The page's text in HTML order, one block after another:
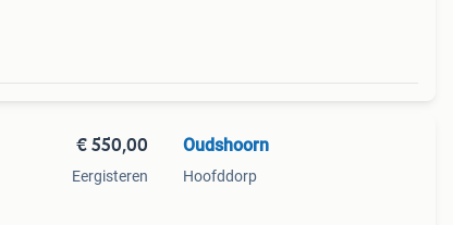
€ 550,00
Eergisteren
Oudshoorn
Hoofddorp